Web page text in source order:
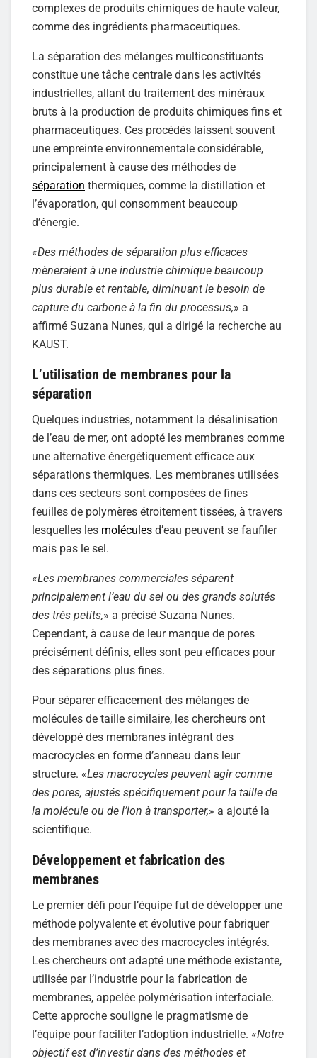
complexes de produits chimiques de haute valeur,
comme des ingrédients pharmaceutiques.
La séparation des mélanges multiconstituants
constitue une tâche centrale dans les activités
industrielles, allant du traitement des minéraux
bruts à la production de produits chimiques fins et
pharmaceutiques. Ces procédés laissent souvent
une empreinte environnementale considérable,
principalement à cause des méthodes de
séparation thermiques, comme la distillation et
l’évaporation, qui consomment beaucoup
d’énergie.
«Des méthodes de séparation plus efficaces
mèneraient à une industrie chimique beaucoup
plus durable et rentable, diminuant le besoin de
capture du carbone à la fin du processus,» a
affirmé Suzana Nunes, qui a dirigé la recherche au
KAUST.
L’utilisation de membranes pour la
séparation
Quelques industries, notamment la désalinisation
de l’eau de mer, ont adopté les membranes comme
une alternative énergétiquement efficace aux
séparations thermiques. Les membranes utilisées
dans ces secteurs sont composées de fines
feuilles de polymères étroitement tissées, à travers
lesquelles les molécules d’eau peuvent se faufiler
mais pas le sel.
«Les membranes commerciales séparent
principalement l’eau du sel ou des grands solutés
des très petits,» a précisé Suzana Nunes.
Cependant, à cause de leur manque de pores
précisément définis, elles sont peu efficaces pour
des séparations plus fines.
Pour séparer efficacement des mélanges de
molécules de taille similaire, les chercheurs ont
développé des membranes intégrant des
macrocycles en forme d’anneau dans leur
structure. «Les macrocycles peuvent agir comme
des pores, ajustés spécifiquement pour la taille de
la molécule ou de l’ion à transporter,» a ajouté la
scientifique.
Développement et fabrication des
membranes
Le premier défi pour l’équipe fut de développer une
méthode polyvalente et évolutive pour fabriquer
des membranes avec des macrocycles intégrés.
Les chercheurs ont adapté une méthode existante,
utilisée par l’industrie pour la fabrication de
membranes, appelée polymérisation interfaciale.
Cette approche souligne le pragmatisme de
l’équipe pour faciliter l’adoption industrielle. «Notre
objectif est d’investir dans des méthodes et